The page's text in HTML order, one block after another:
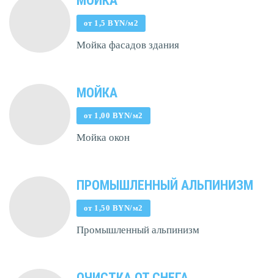
от 1,5 BYN/м2
Мойка фасадов здания
МОЙКА
от 1,00 BYN/м2
Мойка окон
ПРОМЫШЛЕННЫЙ АЛЬПИНИЗМ
от 1,50 BYN/м2
Промышленный альпинизм